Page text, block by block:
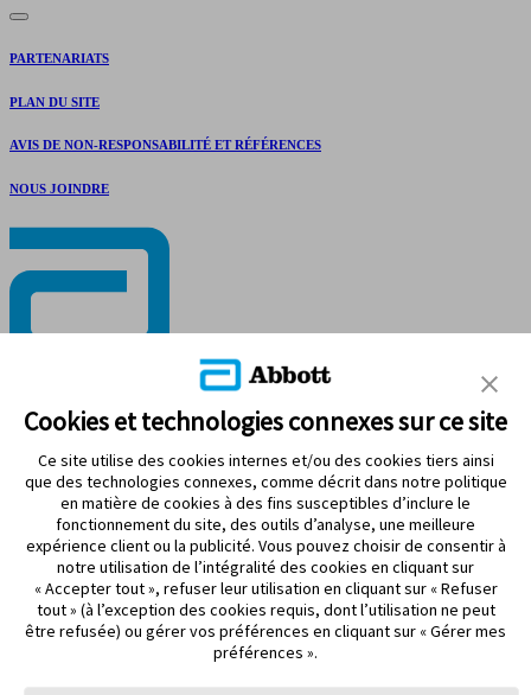
PARTENARIATS
PLAN DU SITE
AVIS DE NON-RESPONSABILITÉ ET RÉFÉRENCES
NOUS JOINDRE
Modalités d’utilisation
Politique de confidentialité
Énoncé d’accessibilité
Préférences de cookies
©2026 Abbott. Tous droits réservés. La forme circulaire du boîtier
du capteur, FreeStyle, Libre et les marques connexes sont des
Cookies et technologies connexes sur ce site
Ce site utilise des cookies internes et/ou des cookies tiers ainsi
que des technologies connexes, comme décrit dans notre politique
en matière de cookies à des fins susceptibles d’inclure le
fonctionnement du site, des outils d’analyse, une meilleure
expérience client ou la publicité. Vous pouvez choisir de consentir à
notre utilisation de l’intégralité des cookies en cliquant sur
« Accepter tout », refuser leur utilisation en cliquant sur « Refuser
tout » (à l’exception des cookies requis, dont l’utilisation ne peut
être refusée) ou gérer vos préférences en cliquant sur « Gérer mes
préférences ».